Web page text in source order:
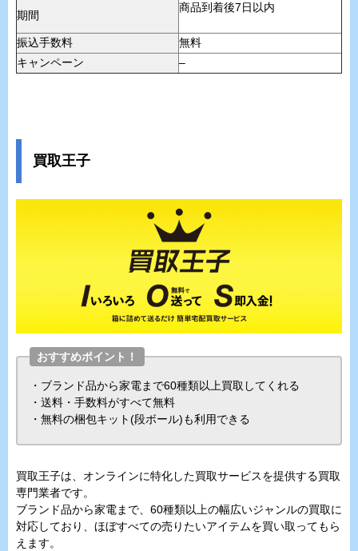
期間
商品到着後7日以内
振込手数料
無料
キャンペーン
–
買取王子
おすすめポイント！
・ブランド品から家電まで60種類以上買取してくれる
・送料・手数料がすべて無料
・無料の梱包キット(段ボール)も利用できる
買取王子は、オンラインに特化した買取サービスを提供する買取
専門業者です。
ブランド品から家電まで、60種類以上の幅広いジャンルの買取に
対応しており、ほぼすべての売りたいアイテムを買い取ってもら
えます。